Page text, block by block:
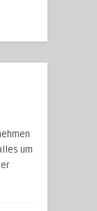
um